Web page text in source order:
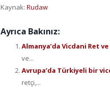
Kaynak: Rudaw
Ayrıca Bakınız:
Almanya’da Vicdani Ret
ve...
Avrupa’da Türkiyeli bir
retçi,...